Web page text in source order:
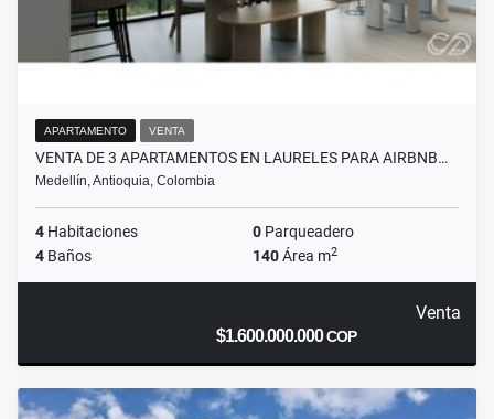
APARTAMENTO VENTA
VENTA DE 3 APARTAMENTOS EN LAURELES PARA AIRBNB…
Medellín, Antioquia, Colombia
4 Habitaciones 0 Parqueadero
4 Baños 140Área m2
Venta
$1.600.000.000COP